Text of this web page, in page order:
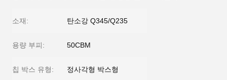
소재: 탄소강 Q345/Q235
용량 부피: 50CBM
칩 박스 유형: 정사각형 박스형